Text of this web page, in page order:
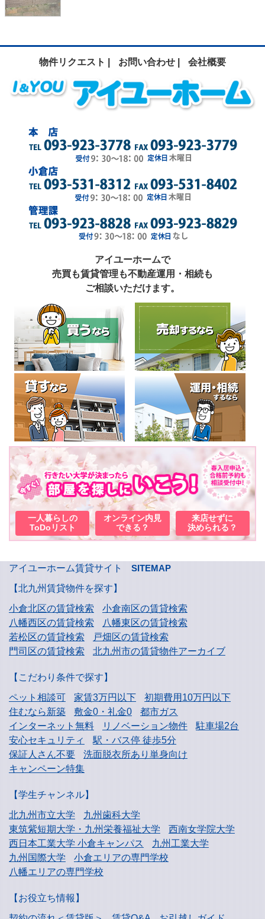
物件リクエスト | お問い合わせ | 会社概要
アイユーホームで
売買も賃貸管理も不動産運用・相続も
ご相談いただけます。
一人暮らしの
ToDoリスト
オンライン内見
できる？
来店せずに
決められる？
アイユーホーム賃貸サイト
SITEMAP
【北九州賃貸物件を探す】
小倉北区の賃貸検索
小倉南区の賃貸検索
八幡西区の賃貸検索
八幡東区の賃貸検索
若松区の賃貸検索
戸畑区の賃貸検索
門司区の賃貸検索
北九州市の賃貸物件アーカイブ
【こだわり条件で探す】
ペット相談可
家賃3万円以下
初期費用10万円以下
住むなら新築
敷金0・礼金0
都市ガス
インターネット無料
リノベーション物件
駐車場2台
安心セキュリティ
駅・バス停 徒歩5分
保証人さん不要
洗面脱衣所あり単身向け
キャンペーン特集
【学生チャンネル】
北九州市立大学
九州歯科大学
東筑紫短期大学・九州栄養福祉大学
西南女学院大学
西日本工業大学小倉キャンパス
九州工業大学
九州国際大学
小倉エリアの専門学校
八幡エリアの専門学校
【お役立ち情報】